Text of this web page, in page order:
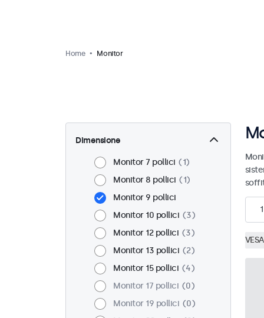
Home Monitor
Dimensione
Monitor 7 pollici
1
Monitor 8 pollici
1
Monitor 9 pollici
Monitor 10 pollici
3
Monitor 12 pollici
3
Monitor 13 pollici
2
Monitor 15 pollici
4
Monitor 17 pollici
0
Monitor 19 pollici
0
1